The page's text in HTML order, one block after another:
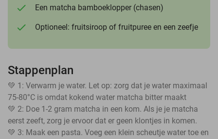
Een matcha bamboeklopper (chasen)
Optioneel: fruitsiroop of fruitpuree en een zeefje
Stappenplan
💚 1: Verwarm je water. Let op: zorg dat je water maximaal
75-80°C is omdat kokend water matcha bitter maakt
💚 2: Doe 1-2 gram matcha in een kom. Als je je matcha
eerst zeeft, zorg je ervoor dat er geen klontjes in komen.
💚 3: Maak een pasta. Voeg een klein scheutje water toe en